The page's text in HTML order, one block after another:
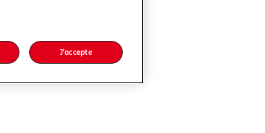
J'accepte